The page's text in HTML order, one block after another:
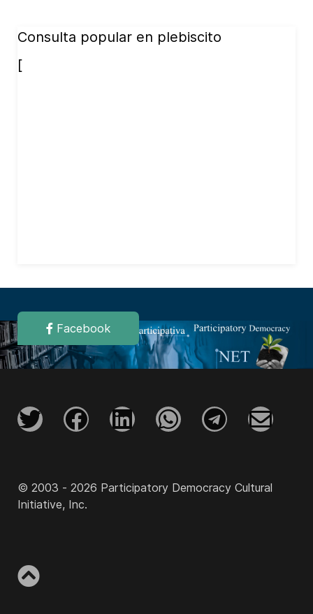
Consulta popular en plebiscito
[
Facebook
© 2003 - 2026 Participatory Democracy Cultural
Initiative, Inc.